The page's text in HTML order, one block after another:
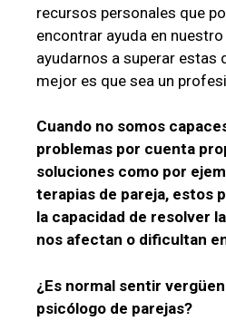
recursos personales que
encontrar ayuda en
ayudarnos a superar estas
mejor es que sea un
Cuando no somos
problemas por cuenta
soluciones como por
terapias de pareja, estos
la capacidad de resolver
nos afectan o dificultan
¿Es normal sentir
psicólogo de parejas?